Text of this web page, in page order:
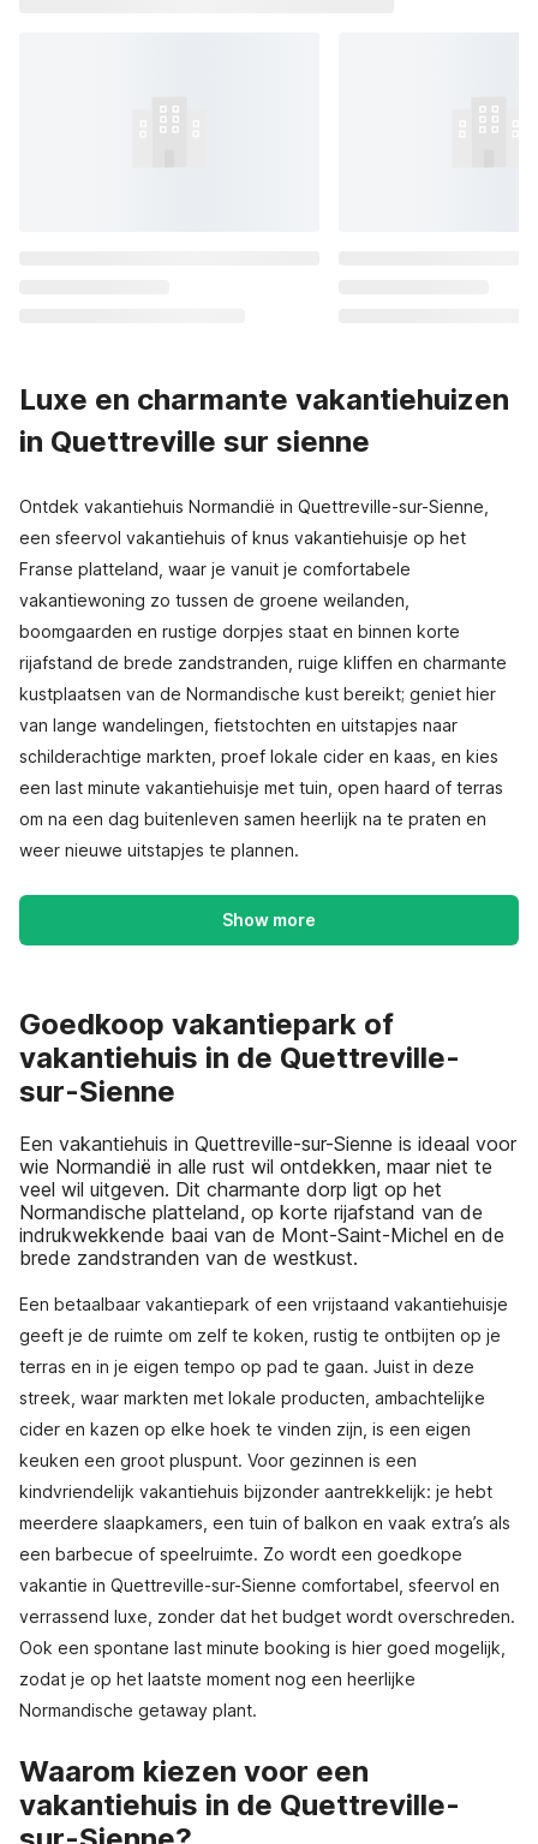
Luxe en charmante vakantiehuizen
in Quettreville sur sienne
Ontdek vakantiehuis Normandië in Quettreville-sur-Sienne,
een sfeervol vakantiehuis of knus vakantiehuisje op het
Franse platteland, waar je vanuit je comfortabele
vakantiewoning zo tussen de groene weilanden,
boomgaarden en rustige dorpjes staat en binnen korte
rijafstand de brede zandstranden, ruige kliffen en charmante
kustplaatsen van de Normandische kust bereikt; geniet hier
van lange wandelingen, fietstochten en uitstapjes naar
schilderachtige markten, proef lokale cider en kaas, en kies
een last minute vakantiehuisje met tuin, open haard of terras
om na een dag buitenleven samen heerlijk na te praten en
weer nieuwe uitstapjes te plannen.
Show more
Goedkoop vakantiepark of
vakantiehuis in de Quettreville-
sur-Sienne
Een vakantiehuis in Quettreville-sur-Sienne is ideaal voor
wie Normandië in alle rust wil ontdekken, maar niet te
veel wil uitgeven. Dit charmante dorp ligt op het
Normandische platteland, op korte rijafstand van de
indrukwekkende baai van de Mont-Saint-Michel en de
brede zandstranden van de westkust.
Een betaalbaar vakantiepark of een vrijstaand vakantiehuisje
geeft je de ruimte om zelf te koken, rustig te ontbijten op je
terras en in je eigen tempo op pad te gaan. Juist in deze
streek, waar markten met lokale producten, ambachtelijke
cider en kazen op elke hoek te vinden zijn, is een eigen
keuken een groot pluspunt. Voor gezinnen is een
kindvriendelijk vakantiehuis bijzonder aantrekkelijk: je hebt
meerdere slaapkamers, een tuin of balkon en vaak extra’s als
een barbecue of speelruimte. Zo wordt een goedkope
vakantie in Quettreville-sur-Sienne comfortabel, sfeervol en
verrassend luxe, zonder dat het budget wordt overschreden.
Ook een spontane last minute booking is hier goed mogelijk,
zodat je op het laatste moment nog een heerlijke
Normandische getaway plant.
Waarom kiezen voor een
vakantiehuis in de Quettreville-